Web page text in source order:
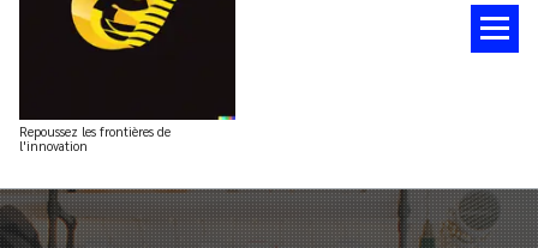
Repoussez les frontières de
l'innovation